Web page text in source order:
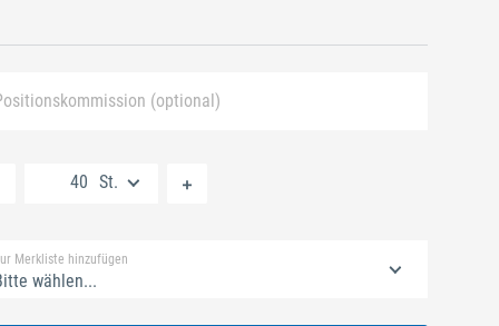
(optional)
St.
Merkliste hinzufügen
wählen...